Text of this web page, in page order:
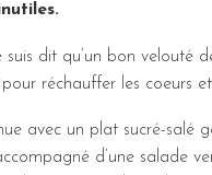
suis dit qu’un bon velouté
réchauffer les coeurs
avec un plat sucré-salé
d’une salade